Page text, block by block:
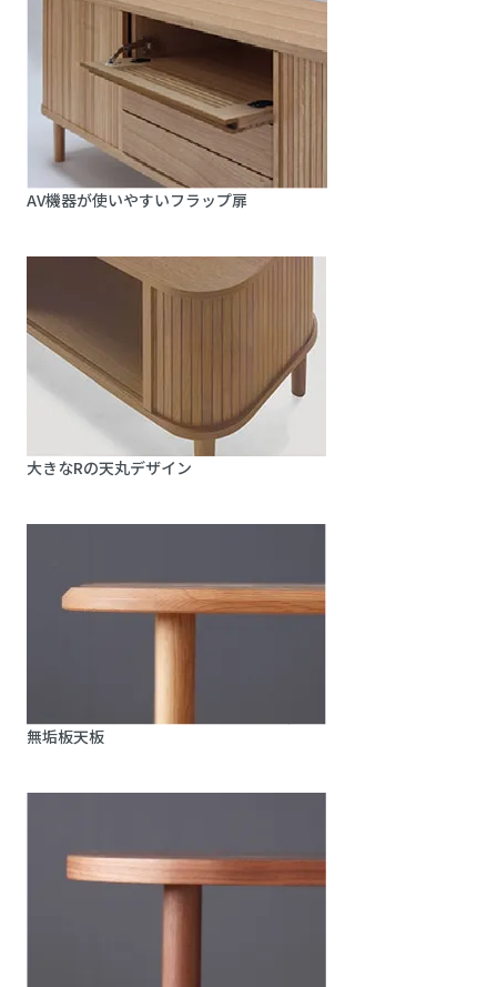
AV機器が使いやすいフラップ扉
大きなRの天丸デザイン
無垢板天板